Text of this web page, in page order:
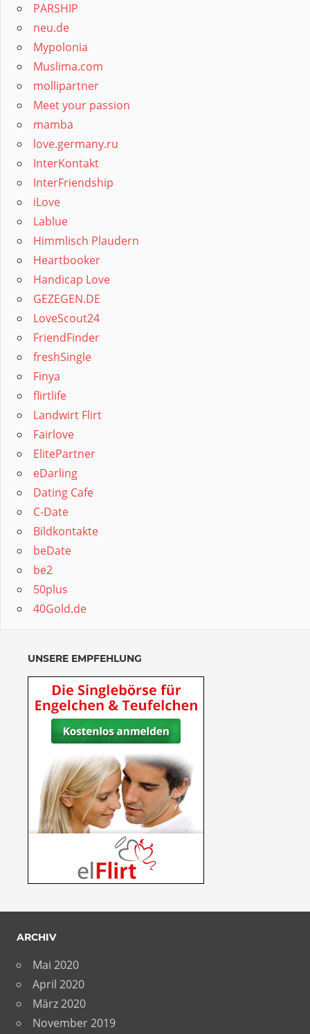
PARSHIP
neu.de
Mypolonia
Muslima.com
mollipartner
Meet your passion
mamba
love.germany.ru
InterKontakt
InterFriendship
iLove
Lablue
Himmlisch Plaudern
Heartbooker
Handicap Love
GEZEGEN.DE
LoveScout24
FriendFinder
freshSingle
Finya
flirtlife
Landwirt Flirt
Fairlove
ElitePartner
eDarling
Dating Cafe
C-Date
Bildkontakte
beDate
be2
50plus
40Gold.de
UNSERE EMPFEHLUNG
ARCHIV
Mai 2020
April 2020
März 2020
November 2019